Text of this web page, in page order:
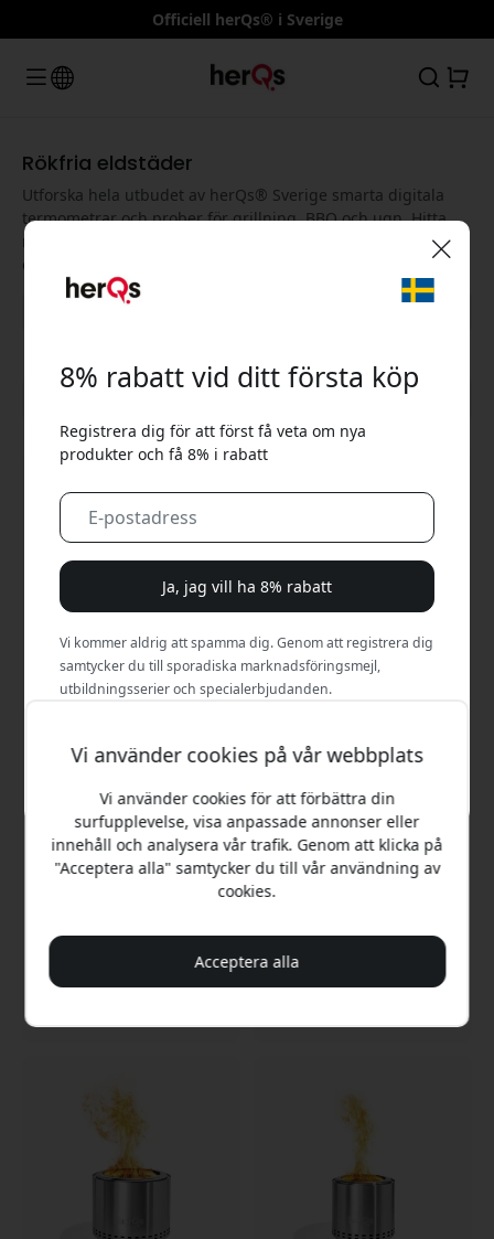
Officiell herQs® i Sverige
Rökfria eldstäder
Utforska hela utbudet av herQs® Sverige smarta digitala
termometrar och prober för grillning, BBQ och ugn. Hitta
rätt trådlös kötttermometer med snabb sensorteknik och
exakt temperaturkontroll för varje kulinariskt äventyr.
HERQS907
rostfritt stål med
för stora sällskap -
Rostfritt stål
Rökfri eldning med
dubbel förbränning
ringstativ
Finns i lager
HERQS906
herQs Mighty kompakt
rökfri eldstad med
förbränningssystem för
uteplats och 2–4 personer
- Silver
Rökfri dubbel
Skyddshölje och
ringstativ ingår
Finns i lager
Vi använder cookies på vår webbplats
Vi använder cookies för att förbättra din
surfupplevelse, visa anpassade annonser eller
innehåll och analysera vår trafik. Genom att klicka på
"Acceptera alla" samtycker du till vår användning av
cookies.
Acceptera alla
8% rabatt vid ditt första köp
Registrera dig för att först få veta om nya
produkter och få 8% i rabatt
Ja, jag vill ha 8% rabatt
Vi kommer aldrig att spamma dig. Genom att registrera dig
samtycker du till sporadiska marknadsföringsmejl,
utbildningsserier och specialerbjudanden.
Nej, jag betalar hellre fullt pris.